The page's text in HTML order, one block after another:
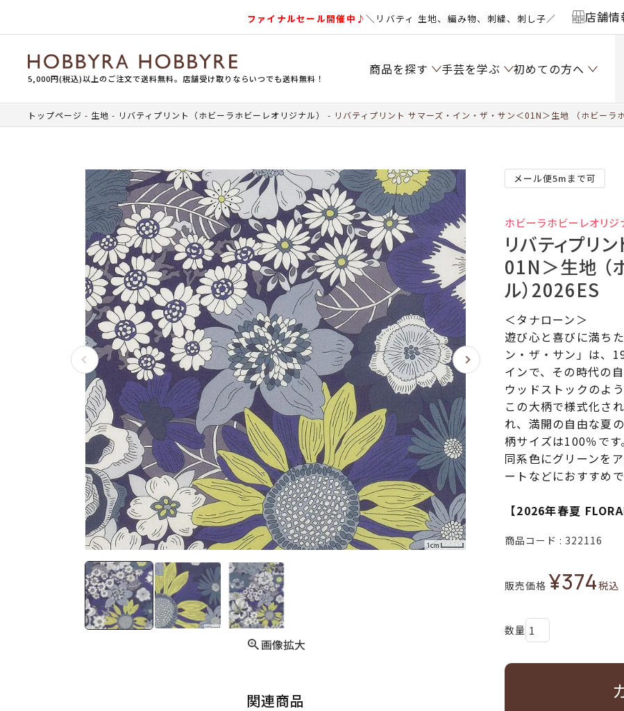
ファイナルセール開催中♪＼リバティ 生地、編み物、刺繍、刺し子／ 店舗情
5,000円(税込)以上のご注文で送料無料。店舗受け取りならいつでも送料無料！
商品を探す 手芸を学ぶ 初めての方へ
トップページ 生地 リバティプリント（ホビーラホビーレオリジナル） リバティプリント サマーズ・イン・ザ・サン＜01N＞生地 （ホビーラ
画像拡大
関連商品
メール便5mまで可
ホビーラホビーレオリ
リバティプリン
01N＞生地 （
ル）2026ES
＜タナローン＞
遊び心と喜びに満ち
ン・ザ・サン」は、
インで、その時代の
ウッドストックのよ
この大柄で様式化さ
れ、満開の自由な夏
柄サイズは100％で
同系色にグリーンを
ートなどにおすすめで
【2026年春夏
商品コード 322116
販売価格 ¥374税込